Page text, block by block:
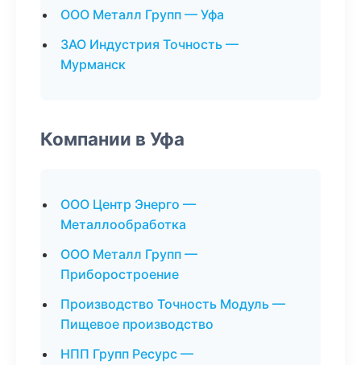
ООО Металл Групп — Уфа
ЗАО Индустрия Точность —
Мурманск
Компании в Уфа
ООО Центр Энерго —
Металлообработка
ООО Металл Групп —
Приборостроение
Производство Точность Модуль —
Пищевое производство
НПП Групп Ресурс —